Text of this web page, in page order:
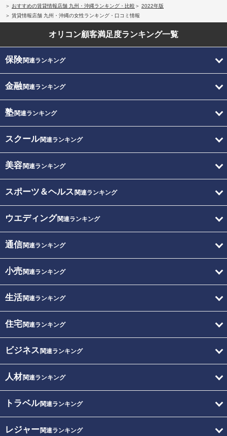
おすすめの賃貸情報店舗 九州・沖縄ランキング・比較
2022年版
賃貸情報店舗 九州・沖縄の女性ランキング・口コミ情報
オリコン顧客満足度ランキング一覧
保険関連ランキング
金融関連ランキング
塾関連ランキング
スクール関連ランキング
美容関連ランキング
スポーツ＆ヘルス 関連ランキング
ウエディング関連ランキング
通信関連ランキング
小売関連ランキング
生活関連ランキング
住宅関連ランキング
ビジネス 関連ランキング
人材関連ランキング
トラベル関連ランキング
レジャー関連ランキング